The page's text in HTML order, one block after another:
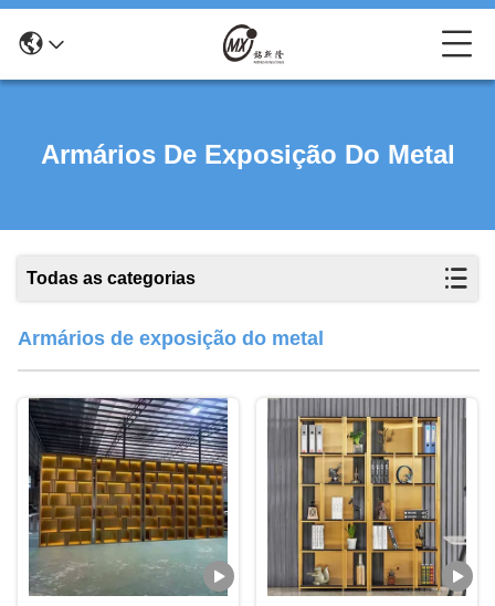
Armários De Exposição Do Metal
Todas as categorias
Armários de exposição do metal